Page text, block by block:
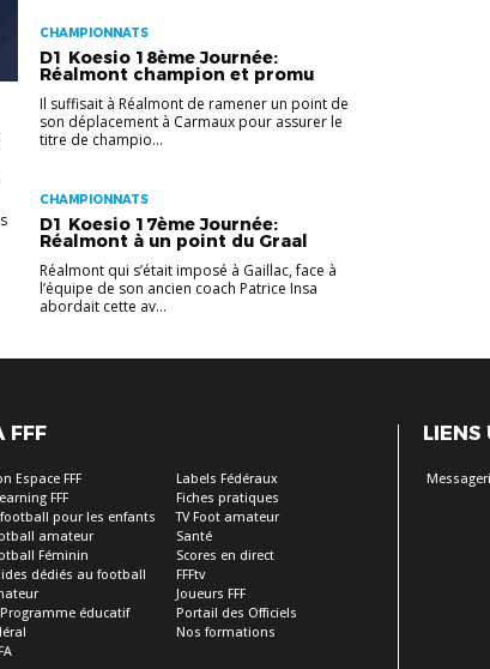
CHAMPIONNATS
D1 Koesio 18ème Journée:
Réalmont champion et promu
Il suffisait à Réalmont de ramener un point de
son déplacement à Carmaux pour assurer le
titre de champio...
CHAMPIONNATS
D1 Koesio 17ème Journée:
Réalmont à un point du Graal
Réalmont qui s’était imposé à Gaillac, face à
l’équipe de son ancien coach Patrice Insa
abordait cette av...
FFF
Espace FFF
FFF
football pour les enfants
amateur
Féminin
dédiés au football
Programme éducatif
Labels Fédéraux
Fiches pratiques
TV Foot amateur
Santé
Scores en direct
FFFtv
Joueurs FFF
Portail des Officiels
Nos formations
LIENS